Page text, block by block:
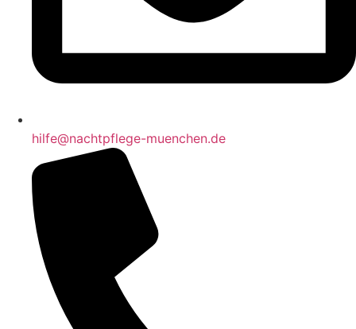
hilfe@nachtpflege-muenchen.de